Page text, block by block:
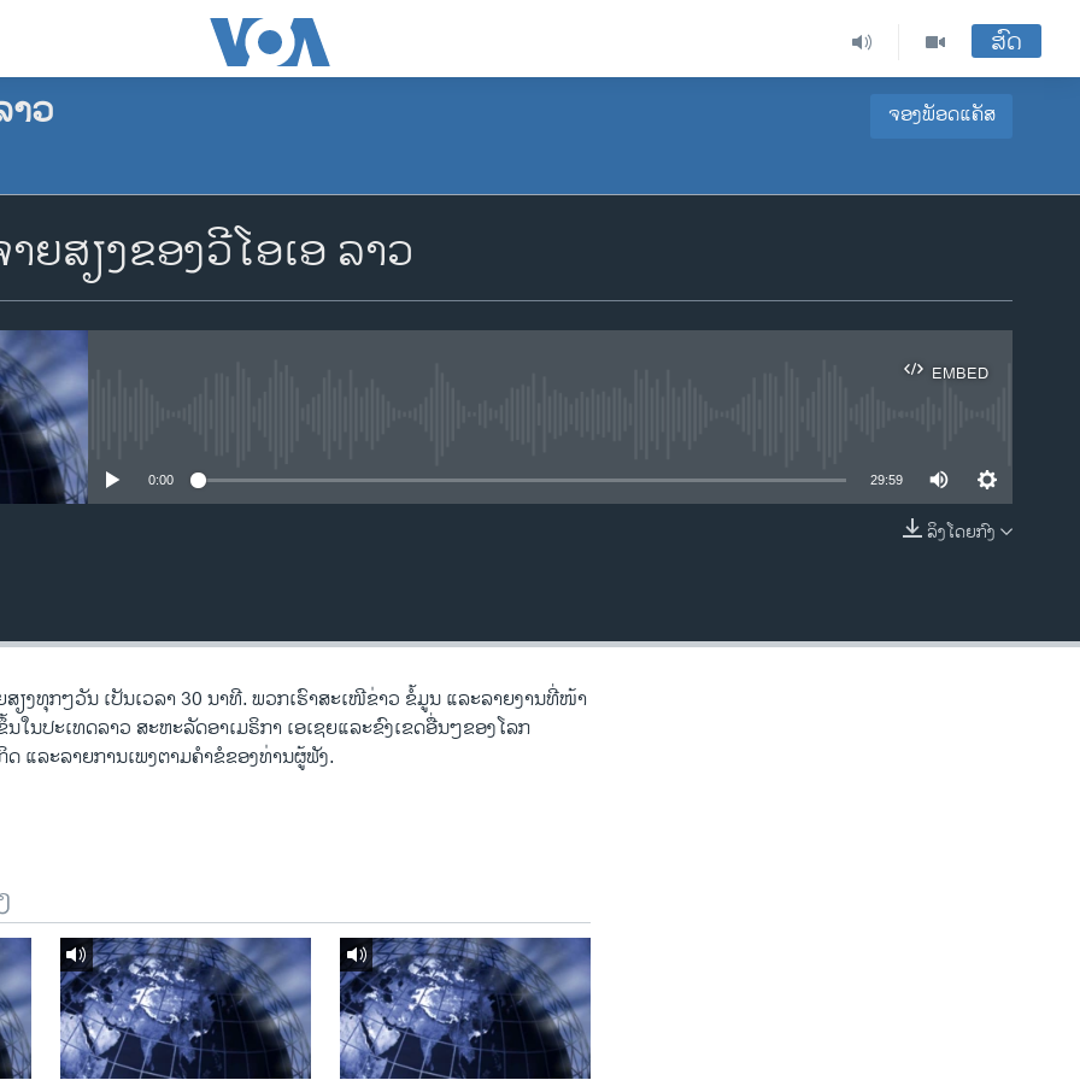
ສົດ
ວ ຈອງພັອດແຄັສ
Apple Podcasts
ຈອງ
ຍສຽງຂອງວີໂອເອ ລາວ
EMBED
EMBED
0:00 29:59
ລິງໂດຍກົງ
ຽງ​ທຸກໆ​ວັນ ​ເປັນ​ເວລາ 30 ນາທີ. ພວກ​ເຮົາ​ສະ​ເໜີຂ່າວ ຂໍ້​ມູນ ​ແລະ​ລາຍ​ງານ​ທີ່​ໜ້າ​
ໃນ​ປະ​ເທດ​ລາວ ສະຫະລັດ​ອ​າ​ເມ​ຣິ​ກາ ​ເອ​ເຊຍ​ແລະ​ຂົງເຂດ​ອື່ນໆ​ຂອງ​ໂລກ
ແລະ​ລາຍການ​ເພງ​ຕາມ​ຄຳ​ຂໍ​ຂອງ​ທ່ານ​ຜູ້​ຟັງ.